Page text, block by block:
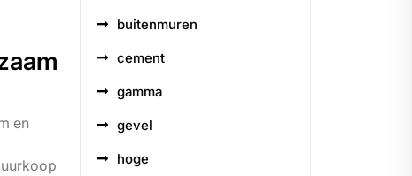
en
buitenmuren
cement
gamma
gevel
hoge